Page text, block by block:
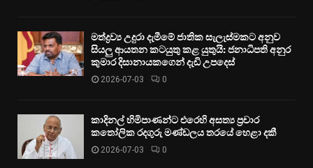
මත්ද්‍රව්‍ය උදුරා දැමීමේ ජාතික සැලැස්මකට අනුව
සියලු ආයතන කටයුතු කළ යුතුයි: ජනාධිපති අනුර
කුමාර දිසානායකගෙන් දැඩි උපදෙස්
2026-07-03 0
කාදිනල් හිමිපාණන්ට එරෙහි අසත්‍ය ප්‍රචාර
කතෝලික රදගුරු මණ්ඩලය තරයේ හෙළා දකී
2026-07-03 0